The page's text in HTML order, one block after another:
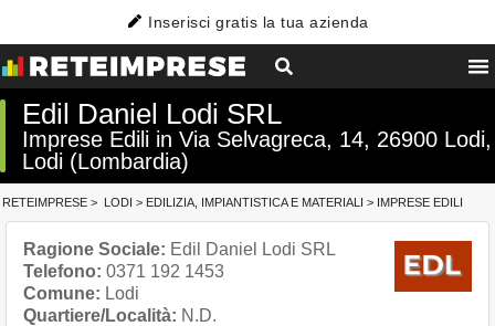
Inserisci gratis la tua azienda
Edil Daniel Lodi SRL
Imprese Edili in Via Selvagreca, 14, 26900 Lodi,
Lodi (Lombardia)
RETEIMPRESE > LODI > EDILIZIA, IMPIANTISTICA E MATERIALI > IMPRESE EDILI
Ragione Sociale: Edil Daniel Lodi SRL
Telefono: 0371 192 1453
Comune: Lodi
Quartiere/Località: N.D.